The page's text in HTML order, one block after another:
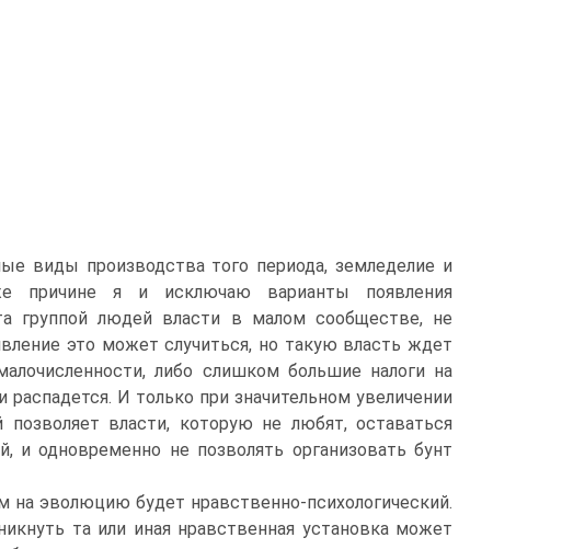
виды производства того периода, земледелие и
причине я и исключаю варианты появления
группой людей власти в малом сообществе, не
это может случиться, но такую власть ждет
либо слишком большие налоги на
И только при значительном увеличении
власти, которую не любят, оставаться
и одновременно не позволять организовать бунт
эволюцию будет нравственно-психологический.
та или иная нравственная установка может